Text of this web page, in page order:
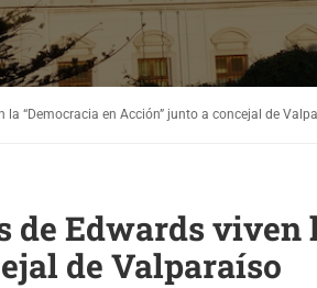
“Democracia en Acción” junto a concejal de
de Edwards viven
de Valparaíso